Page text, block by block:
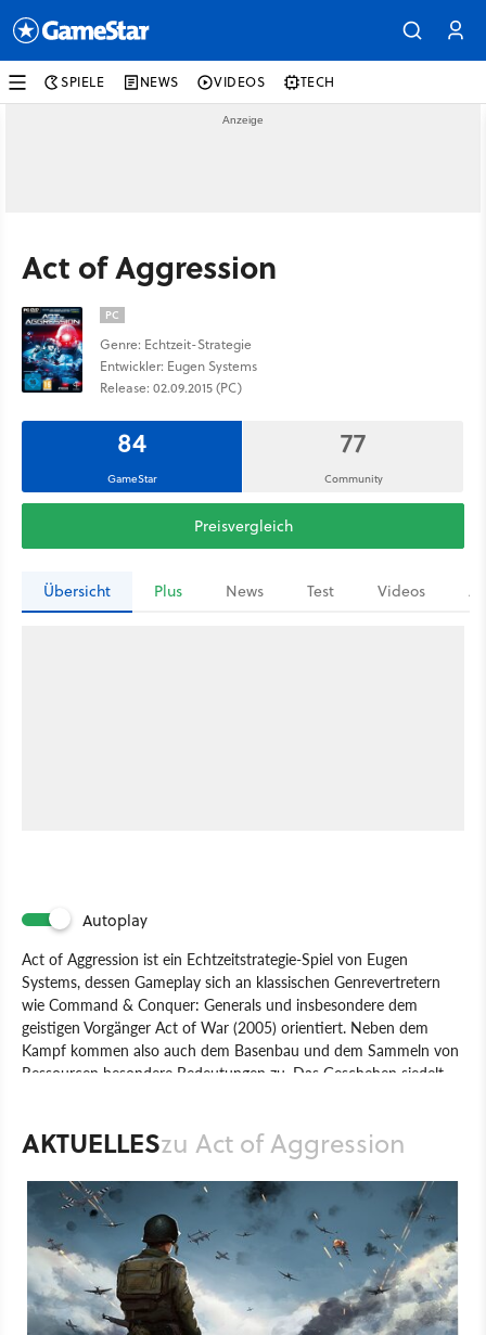
SPIELE NEWS VIDEOS TECH
Act of Aggression
PC
Genre: Echtzeit-Strategie
Entwickler: Eugen Systems
Release: 02.09.2015 (PC)
84
GameStar
77
Community
Preisvergleich
Übersicht Plus News Test Videos
Autoplay
Act of Aggression ist ein Echtzeitstrategie-Spiel von Eugen
Systems, dessen Gameplay sich an klassischen Genrevertretern
wie Command & Conquer: Generals und insbesondere dem
geistigen Vorgänger Act of War (2005) orientiert. Neben dem
Kampf kommen also auch dem Basenbau und dem Sammeln von
Ressourcen besondere Bedeutungen zu. Das Geschehen siedelt
US-Army, Kartell und Chimera kämpfen um die Vorherrschaft. In
der 15 Missionen langen Kampagne spielen wir alle Fraktionen.
Dabei kommen als 80 Einheiten zum Einsatz, die über mehrstufige
Upgrades verfügen. Neben der Singleplayer-Kampagne bietet Act
of Aggression auch Multiplayer-Optionen für bis zu 40 Spieler (20
vs. 20) - dabei werden die Ressourcen zufällig platziert. Auch hier
können Superwaffen eingesetzt und sogar gekontert werden. Die
Zoomfunktion erlaubt in ihrer Maximalstufe auch eine Satelliten-
Ansicht.
AKTUELLESzu Act of Aggression